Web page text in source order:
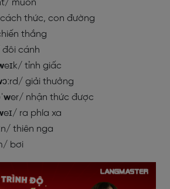
muốn
thức, con đường
thắng
đôi cánh
eɪk/ tỉnh giấc
ɔːrd/ giải thưởng
wer/ nhận thức được
eɪ/ ra phía xa
thiên nga
bơi